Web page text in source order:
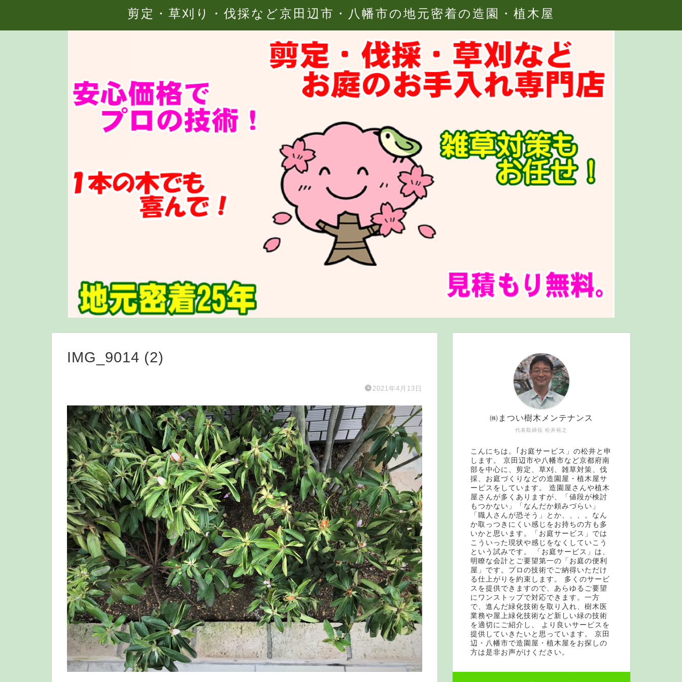
剪定・草刈り・伐採など京田辺市・八幡市の地元密着の造園・植木屋
IMG_9014 (2)
2021年4月13日
代表取締役 松井裕之
㈱まつい樹木メンテナンス
こんにちは。｢お庭サービス」の松井と申
します。 京田辺市や八幡市など京都府南
部を中心に、剪定、草刈、雑草対策、伐
採、お庭づくりなどの造園屋・植木屋サ
ービスをしています。 造園屋さんや植木
屋さんが多くありますが、「値段が検討
もつかない」「なんだか頼みづらい」
「職人さんが恐そう」とか、、、。なん
か取っつきにくい感じをお持ちの方も多
いかと思います。「お庭サービス」では
こういった現状や感じをなくしていこう
という試みです。 「お庭サービス」は、
明瞭な会計とご要望第一の「お庭の便利
屋」です。プロの技術でご納得いただけ
る仕上がりを約束します。 多くのサービ
スを提供できますので、あらゆるご要望
にワンストップで対応できます。一方
で、進んだ緑化技術を取り入れ、樹木医
業務や屋上緑化技術など新しい緑の技術
を適切にご紹介し、 より良いサービスを
提供していきたいと思っています。 京田
辺・八幡市で造園屋・植木屋をお探しの
方は是非お声がけください。